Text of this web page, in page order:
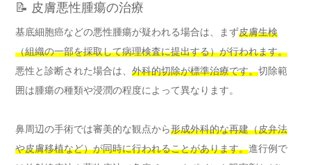
📝 皮膚悪性腫瘍の治療
基底細胞癌などの悪性腫瘍が疑われる場合は、まず皮膚生検
（組織の一部を採取して病理検査に提出する）が行われます。
悪性と診断された場合は、 外科的切除が標準治療です。切除範
囲は腫瘍の種類や浸潤の程度によって異なります。
鼻周辺の手術では審美的な観点から形成外科的な再建（皮弁法
や皮膚移植など）が同時に行われることがあります。進行例で